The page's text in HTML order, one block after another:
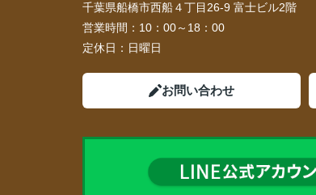
千葉県船橋市西船４丁目26-9 富士ビル2階
営業時間： 10：00～18：00
定休日： 日曜日
お問い合わせ